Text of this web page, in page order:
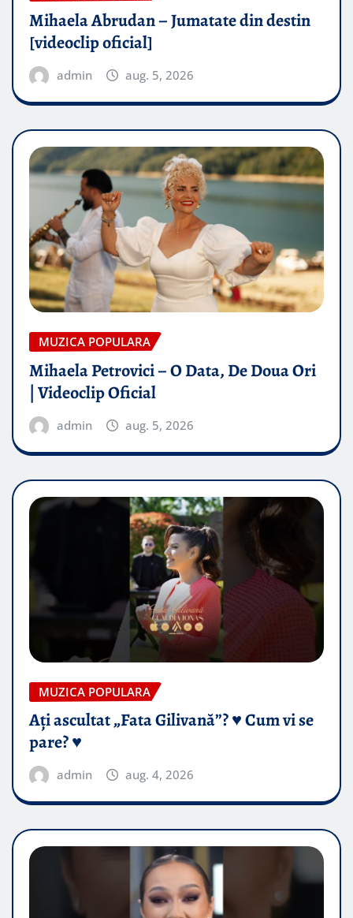
Mihaela Abrudan – Jumatate din destin
[videoclip oficial]
admin aug. 5, 2026
MUZICA POPULARA
Mihaela Petrovici – O Data, De Doua Ori
| Videoclip Oficial
admin aug. 5, 2026
MUZICA POPULARA
Ați ascultat „Fata Gilivană”? ♥️ Cum vi se
pare? ♥️
admin aug. 4, 2026